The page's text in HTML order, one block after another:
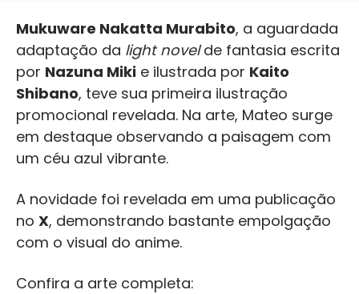
Mukuware Nakatta Murabito, a aguardada
adaptação da light novelde fantasia escrita
por Nazuna Miki e ilustrada por Kaito
Shibano, teve sua primeira ilustração
promocional revelada. Na arte, Mateo surge
em destaque observando a paisagem com
um céu azul vibrante.
A novidade foi revelada em uma publicação
no X, demonstrando bastante empolgação
com o visual do anime.
Confira a arte completa: